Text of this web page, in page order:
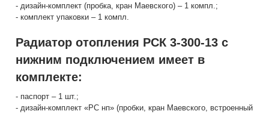
- дизайн-комплект (пробка, кран Маевского) – 1 компл.;
- комплект упаковки – 1 компл.
Радиатор отопления РСК 3-300-13 с
нижним подключением имеет в
комплекте:
- паспорт – 1 шт.;
- дизайн-комплект «РС нп» (пробки, кран Маевского, встроенный